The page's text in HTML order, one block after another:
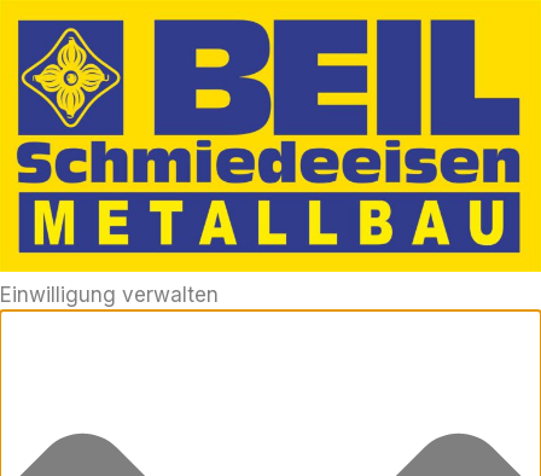
Einwilligung verwalten